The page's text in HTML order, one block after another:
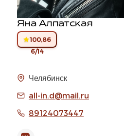
Яна Алпатская
100,86
6/14
Челябинск
all-in.d@mail.ru
89124073447